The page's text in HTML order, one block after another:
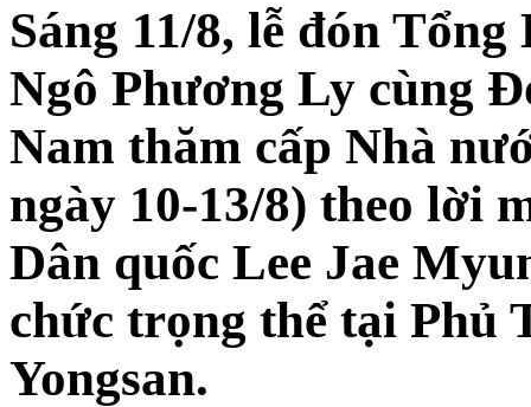
Sáng 11/8, lễ đón
Ngô Phương Ly cùng
Nam thăm cấp Nhà
ngày 10-13/8) theo lời
Dân quốc Lee Jae
chức trọng thể tại Phủ
Yongsan.